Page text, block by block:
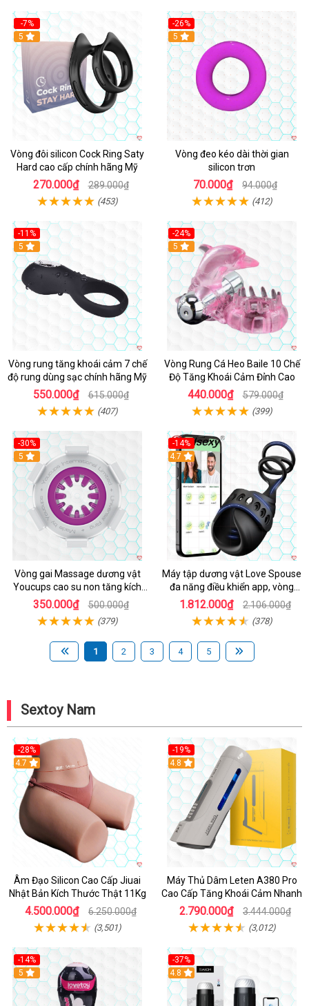
-7%
5
Vòng đôi silicon Cock Ring Saty
Hard cao cấp chính hãng Mỹ
270.000₫ 289.000₫
(453)
-26%
5
Vòng đeo kéo dài thời gian
silicon trơn
70.000₫ 94.000₫
(412)
-11%
5
Vòng rung tăng khoái cảm 7 chế
độ rung dùng sạc chính hãng Mỹ
550.000₫ 615.000₫
(407)
-24%
5
Vòng Rung Cá Heo Baile 10 Chế
Độ Tăng Khoái Cảm Đỉnh Cao
440.000₫ 579.000₫
(399)
-30%
5
Vòng gai Massage dương vật
Youcups cao su non tăng kích
thước
350.000₫ 500.000₫
(379)
-14%
4.7
Máy tập dương vật Love Spouse
đa năng điều khiển app, vòng
đeo siêu tiện
1.812.000₫ 2.106.000₫
(378)
1 2 3 4 5
Sextoy Nam
-28%
4.7
Âm Đạo Silicon Cao Cấp Jiuai
Nhật Bản Kích Thước Thật 11Kg
4.500.000₫ 6.250.000₫
(3,501)
-19%
Hot
4.8
Máy Thủ Dâm Leten A380 Pro
Cao Cấp Tăng Khoái Cảm Nhanh
2.790.000₫ 3.444.000₫
(3,012)
-14%
Hot
5
-37%
4.8